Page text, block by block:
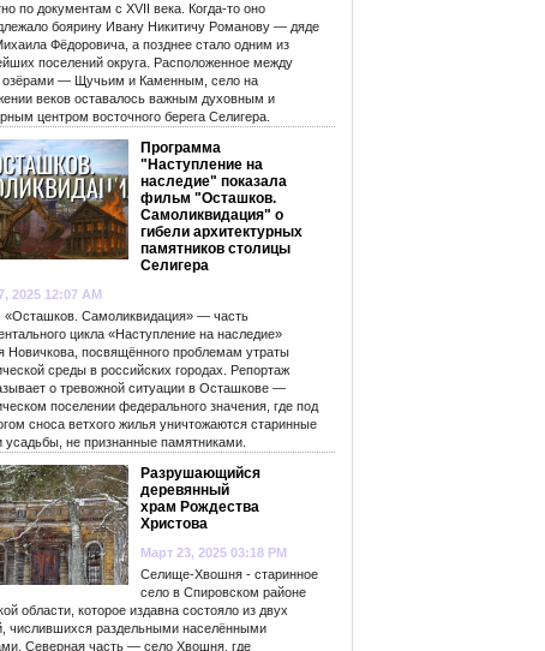
по документам с XVII века. Когда-то оно
боярину Ивану Никитичу Романову — дяде
Фёдоровича, а позднее стало одним из
поселений округа. Расположенное между
озёрами — Щучьим и Каменным, село на
веков оставалось важным духовным и
центром восточного берега Селигера.
Программа
"Наступление на
наследие" показала
фильм "Осташков.
Самоликвидация" о
гибели архитектурных
памятников столицы
Селигера
2025 12:07 AM
Самоликвидация» — часть
цикла «Наступление на наследие»
Новичкова, посвящённого проблемам утраты
среды в российских городах. Репортаж
о тревожной ситуации в Осташкове —
поселении федерального значения, где под
сноса ветхого жилья уничтожаются старинные
усадьбы, не признанные памятниками.
Разрушающийся
деревянный
храм Рождества
Христова
Март 23, 2025 03:18 PM
Селище-Хвошня - старинное
село в Спировском районе
области, которое издавна состояло из двух
числившихся раздельными населёнными
Северная часть — село Хвошня, где